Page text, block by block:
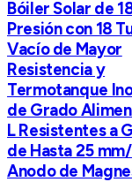
Bóiler Solar de
Presión con 18
Vacío de Mayor
Resistencia y
Termotanque
de Grado
L Resistentes a
de Hasta 25
Anodo de